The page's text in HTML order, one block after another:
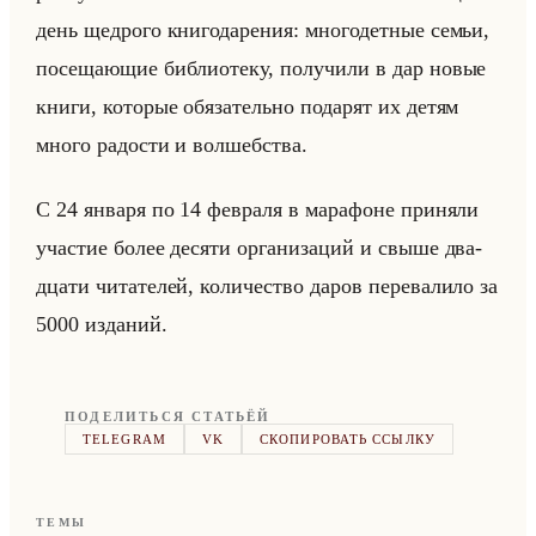
день щед­ро­го кни­го­да­ре­ния: мно­го­дет­ные семьи,
по­се­ща­ющие биб­лио­те­ку, по­лу­чи­ли в дар новые
книги, ко­то­рые обя­за­тельно по­да­рят их детям
много ра­до­сти и вол­шеб­ства.
С 24 ян­ва­ря по 14 фев­ра­ля в ма­ра­фоне при­ня­ли
уча­стие более де­ся­ти ор­га­ни­за­ций и свыше два­
дца­ти чи­та­те­лей, ко­ли­че­ство даров пе­ре­ва­ли­ло за
5000 из­да­ний.
ПОДЕЛИТЬСЯ СТАТЬЁЙ
TELEGRAM
VK СКОПИРОВАТЬ ССЫЛКУ
ТЕМЫ